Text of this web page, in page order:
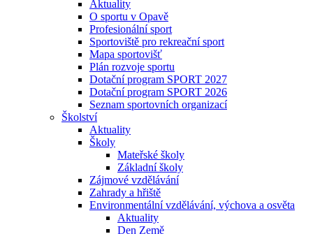
Aktuality
O sportu v Opavě
Profesionální sport
Sportoviště pro rekreační sport
Mapa sportovišť
Plán rozvoje sportu
Dotační program SPORT 2027
Dotační program SPORT 2026
Seznam sportovních organizací
Školství
Aktuality
Školy
Mateřské školy
Základní školy
Zájmové vzdělávání
Zahrady a hřiště
Environmentální vzdělávání, výchova a osvěta
Aktuality
Den Země